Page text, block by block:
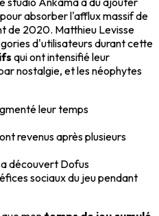
absorber l'afflux massif de
de 2020. Matthieu Levisse
d'utilisateurs durant cette
qui ont intensifié leur
nostalgie, et les néophytes
leur temps
revenus après plusieurs
découvert Dofus
sociaux du jeu pendant